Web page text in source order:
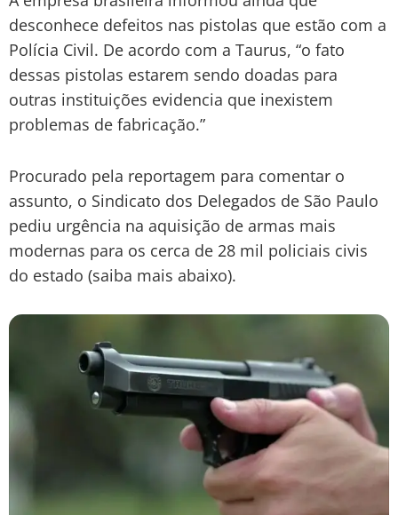
desconhece defeitos nas pistolas que estão com a
Polícia Civil. De acordo com a Taurus, “o fato
dessas pistolas estarem sendo doadas para
outras instituições evidencia que inexistem
problemas de fabricação.”
Procurado pela reportagem para comentar o
assunto, o Sindicato dos Delegados de São Paulo
pediu urgência na aquisição de armas mais
modernas para os cerca de 28 mil policiais civis
do estado (saiba mais abaixo).